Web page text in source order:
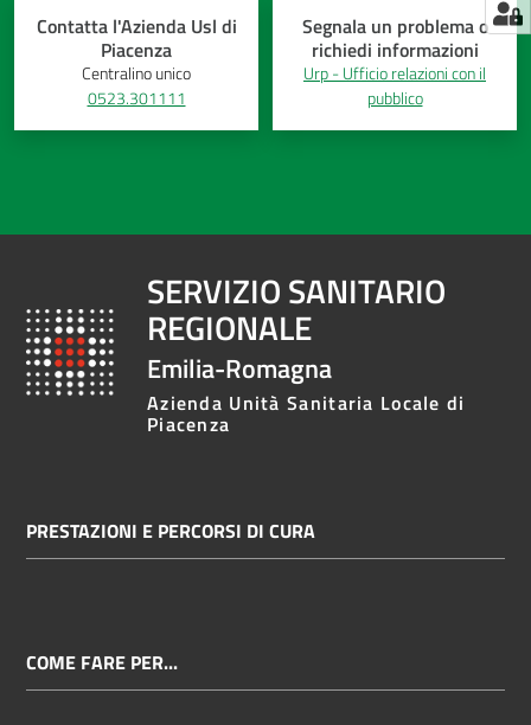
Contatta l'Azienda Usl di
Piacenza
Centralino unico
0523.301111
Segnala un problema o
richiedi informazioni
Urp - Ufficio relazioni con il
pubblico
SERVIZIO SANITARIO
REGIONALE
Emilia-Romagna
Azienda Unità Sanitaria Locale di
Piacenza
PRESTAZIONI E PERCORSI DI CURA
COME FARE PER...